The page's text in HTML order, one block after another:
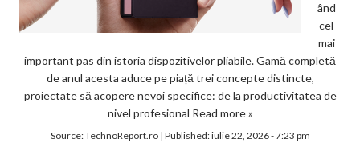
ând
cel
mai
important pas din istoria dispozitivelor pliabile. Gamă completă
de anul acesta aduce pe piață trei concepte distincte,
proiectate să acopere nevoi specifice: de la productivitatea de
nivel profesional Read more »
Source:TechnoReport.ro| Published:iulie 22, 2026 - 7:23 pm